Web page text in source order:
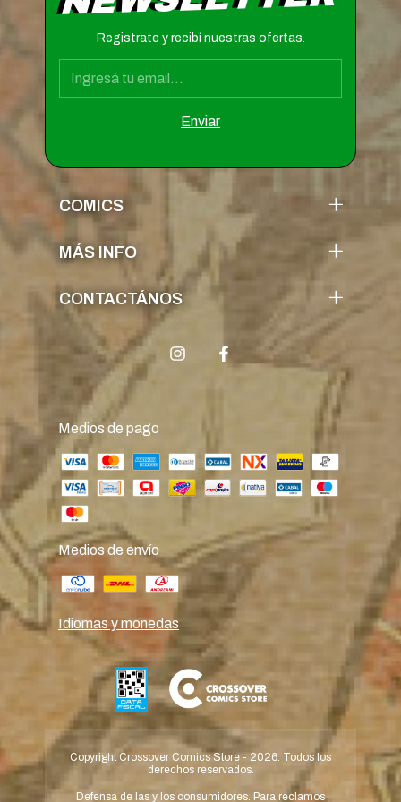
Registrate y recibí nuestras ofertas.
COMICS
MÁS INFO
CONTACTÁNOS
Medios de pago
Medios de envío
Idiomas y monedas
Copyright Crossover Comics Store - 2026. Todos los
derechos reservados.
Defensa de las y los consumidores. Para reclamos